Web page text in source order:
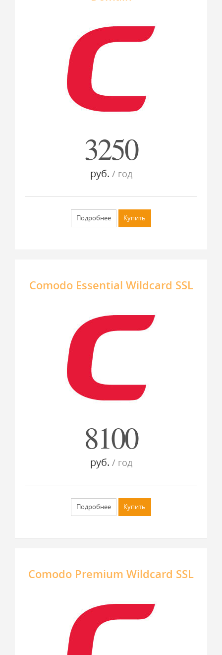
3250
руб. / год
Подробнее Купить
Comodo Essential Wildcard SSL
8100
руб. / год
Подробнее Купить
Comodo Premium Wildcard SSL